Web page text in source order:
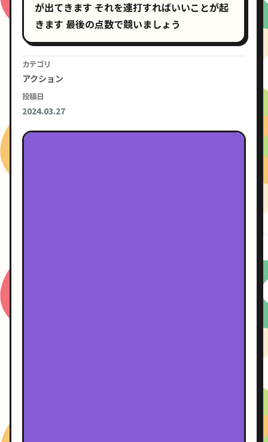
が出てきます それを連打すればいいことが起
きます 最後の点数で競いましょう
カテゴリ
アクション
投稿日
2024.03.27